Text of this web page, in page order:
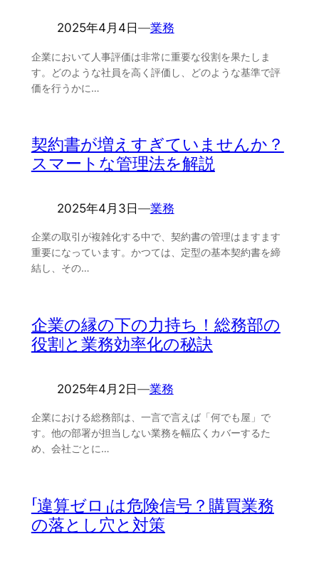
2025年4月4日―業務
企業において人事評価は非常に重要な役割を果たしま
す。どのような社員を高く評価し、どのような基準で評
価を行うかに…
契約書が増えすぎていませんか？
スマートな管理法を解説
2025年4月3日―業務
企業の取引が複雑化する中で、契約書の管理はますます
重要になっています。かつては、定型の基本契約書を締
結し、その…
企業の縁の下の力持ち！総務部の
役割と業務効率化の秘訣
2025年4月2日―業務
企業における総務部は、一言で言えば「何でも屋」で
す。他の部署が担当しない業務を幅広くカバーするた
め、会社ごとに…
「違算ゼロ」は危険信号？購買業務
の落とし穴と対策